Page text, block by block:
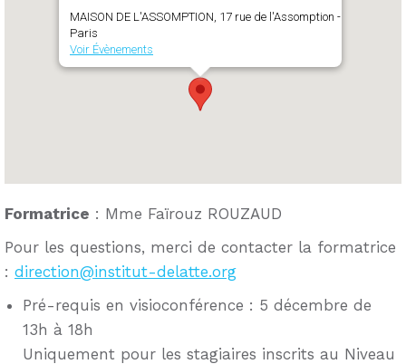
MAISON DE L'ASSOMPTION, 17 rue de l'Assomption -
Paris
Voir Évènements
Formatrice : Mme Faïrouz ROUZAUD
Pour les questions, merci de contacter la formatrice
: direction@institut-delatte.org
Pré-requis en visioconférence : 5 décembre de
13h à 18h
Uniquement pour les stagiaires inscrits au Niveau